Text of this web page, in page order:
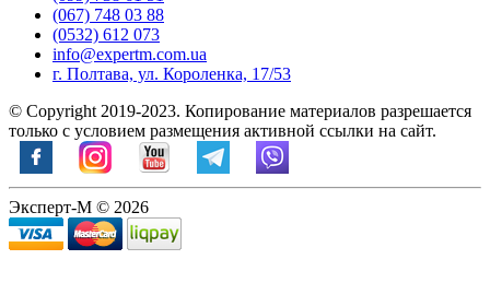
(067) 748 03 88
(0532) 612 073
info@expertm.com.ua
г. Полтава, ул. Короленка, 17/53
© Copyright 2019-2023. Копирование материалов разрешается
только с условием размещения активной ссылки на сайт.
Эксперт-М © 2026